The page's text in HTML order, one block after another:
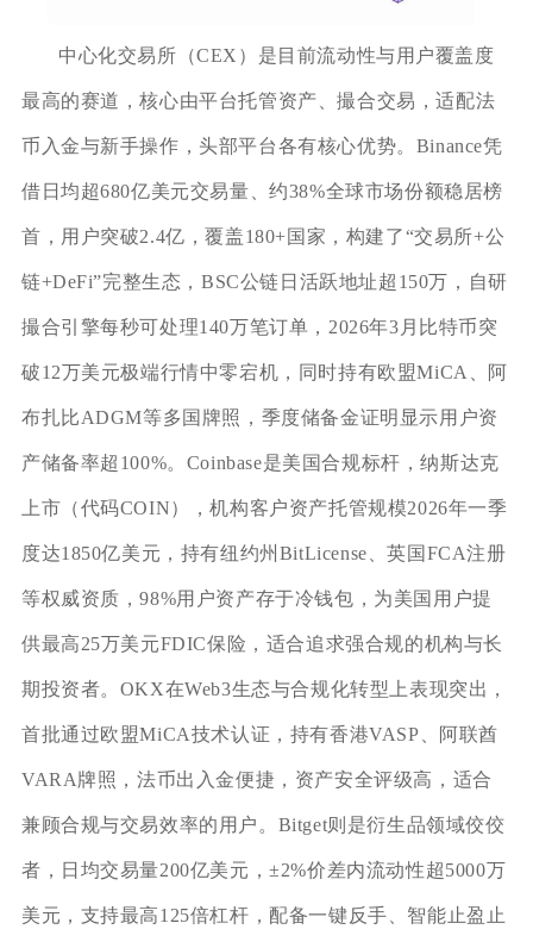
中心化交易所（CEX）是目前流动性与用户覆盖度
最高的赛道，核心由平台托管资产、撮合交易，适配法
币入金与新手操作，头部平台各有核心优势。Binance凭
借日均超680亿美元交易量、约38%全球市场份额稳居榜
首，用户突破2.4亿，覆盖180+国家，构建了“交易所+公
链+DeFi”完整生态，BSC公链日活跃地址超150万，自研
撮合引擎每秒可处理140万笔订单，2026年3月比特币突
破12万美元极端行情中零宕机，同时持有欧盟MiCA、阿
布扎比ADGM等多国牌照，季度储备金证明显示用户资
产储备率超100%。Coinbase是美国合规标杆，纳斯达克
上市（代码COIN），机构客户资产托管规模2026年一季
度达1850亿美元，持有纽约州BitLicense、英国FCA注册
等权威资质，98%用户资产存于冷钱包，为美国用户提
供最高25万美元FDIC保险，适合追求强合规的机构与长
期投资者。OKX在Web3生态与合规化转型上表现突出，
首批通过欧盟MiCA技术认证，持有香港VASP、阿联酋
VARA牌照，法币出入金便捷，资产安全评级高，适合
兼顾合规与交易效率的用户。Bitget则是衍生品领域佼佼
者，日均交易量200亿美元，±2%价差内流动性超5000万
美元，支持最高125倍杠杆，配备一键反手、智能止盈止